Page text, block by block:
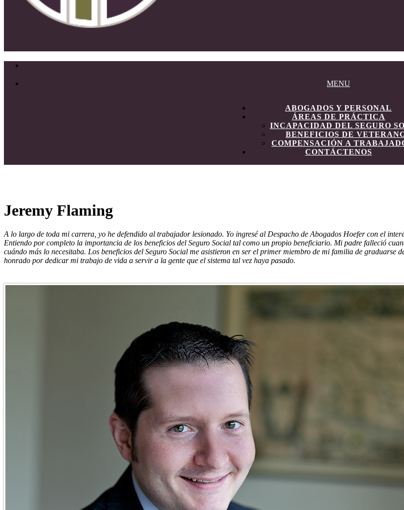
MENU
ABOGADOS Y PERSONAL
ÁREAS DE PRÁCTICA
INCAPACIDAD DEL SEGURO
BENEFICIOS DE
COMPENSACIÓN A
CONTÁCTENOS
Jeremy Flaming
A lo largo de toda mi carrera, yo he defendido al trabajador lesionado. Yo ingresé al Despacho de Abogados Hoefer con el
Entiendo por completo la importancia de los beneficios del Seguro Social tal como un propio beneficiario. Mi padre falleció
cuándo más lo necesitaba. Los beneficios del Seguro Social me asistieron en ser el primer miembro de mi familia de
honrado por dedicar mi trabajo de vida a servir a la gente que el sistema tal vez haya pasado.